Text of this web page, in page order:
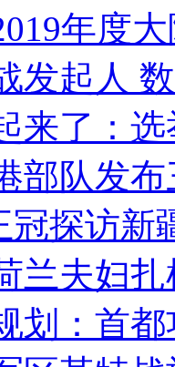
年度
发起人
来了：
部队发
冠探访新
兰夫妇
划：首